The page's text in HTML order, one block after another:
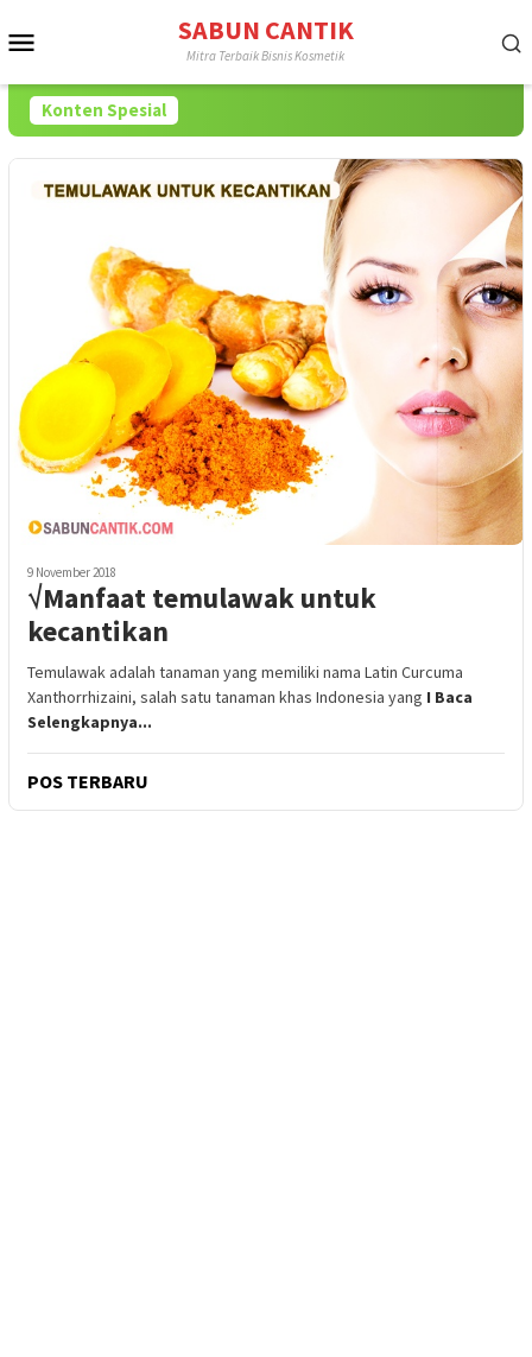
ke
SABUN CANTIK
Mitra Terbaik Bisnis Kosmetik
Konten Spesial
9 November 2018
√Manfaat temulawak untuk
kecantikan
Temulawak adalah tanaman yang memiliki nama Latin Curcuma
Xanthorrhizaini, salah satu tanaman khas Indonesia yang I Baca
Selengkapnya...
POS TERBARU